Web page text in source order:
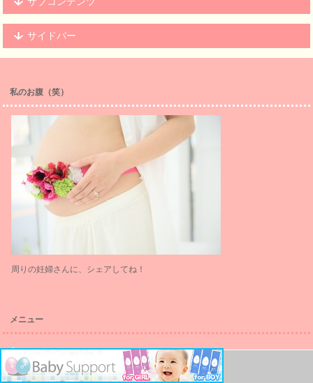
サイドバー
私のお腹（笑）
周りの妊婦さんに、シェアしてね！
メニュー
お問い合わせ
サイトマップ
このページの先頭へ